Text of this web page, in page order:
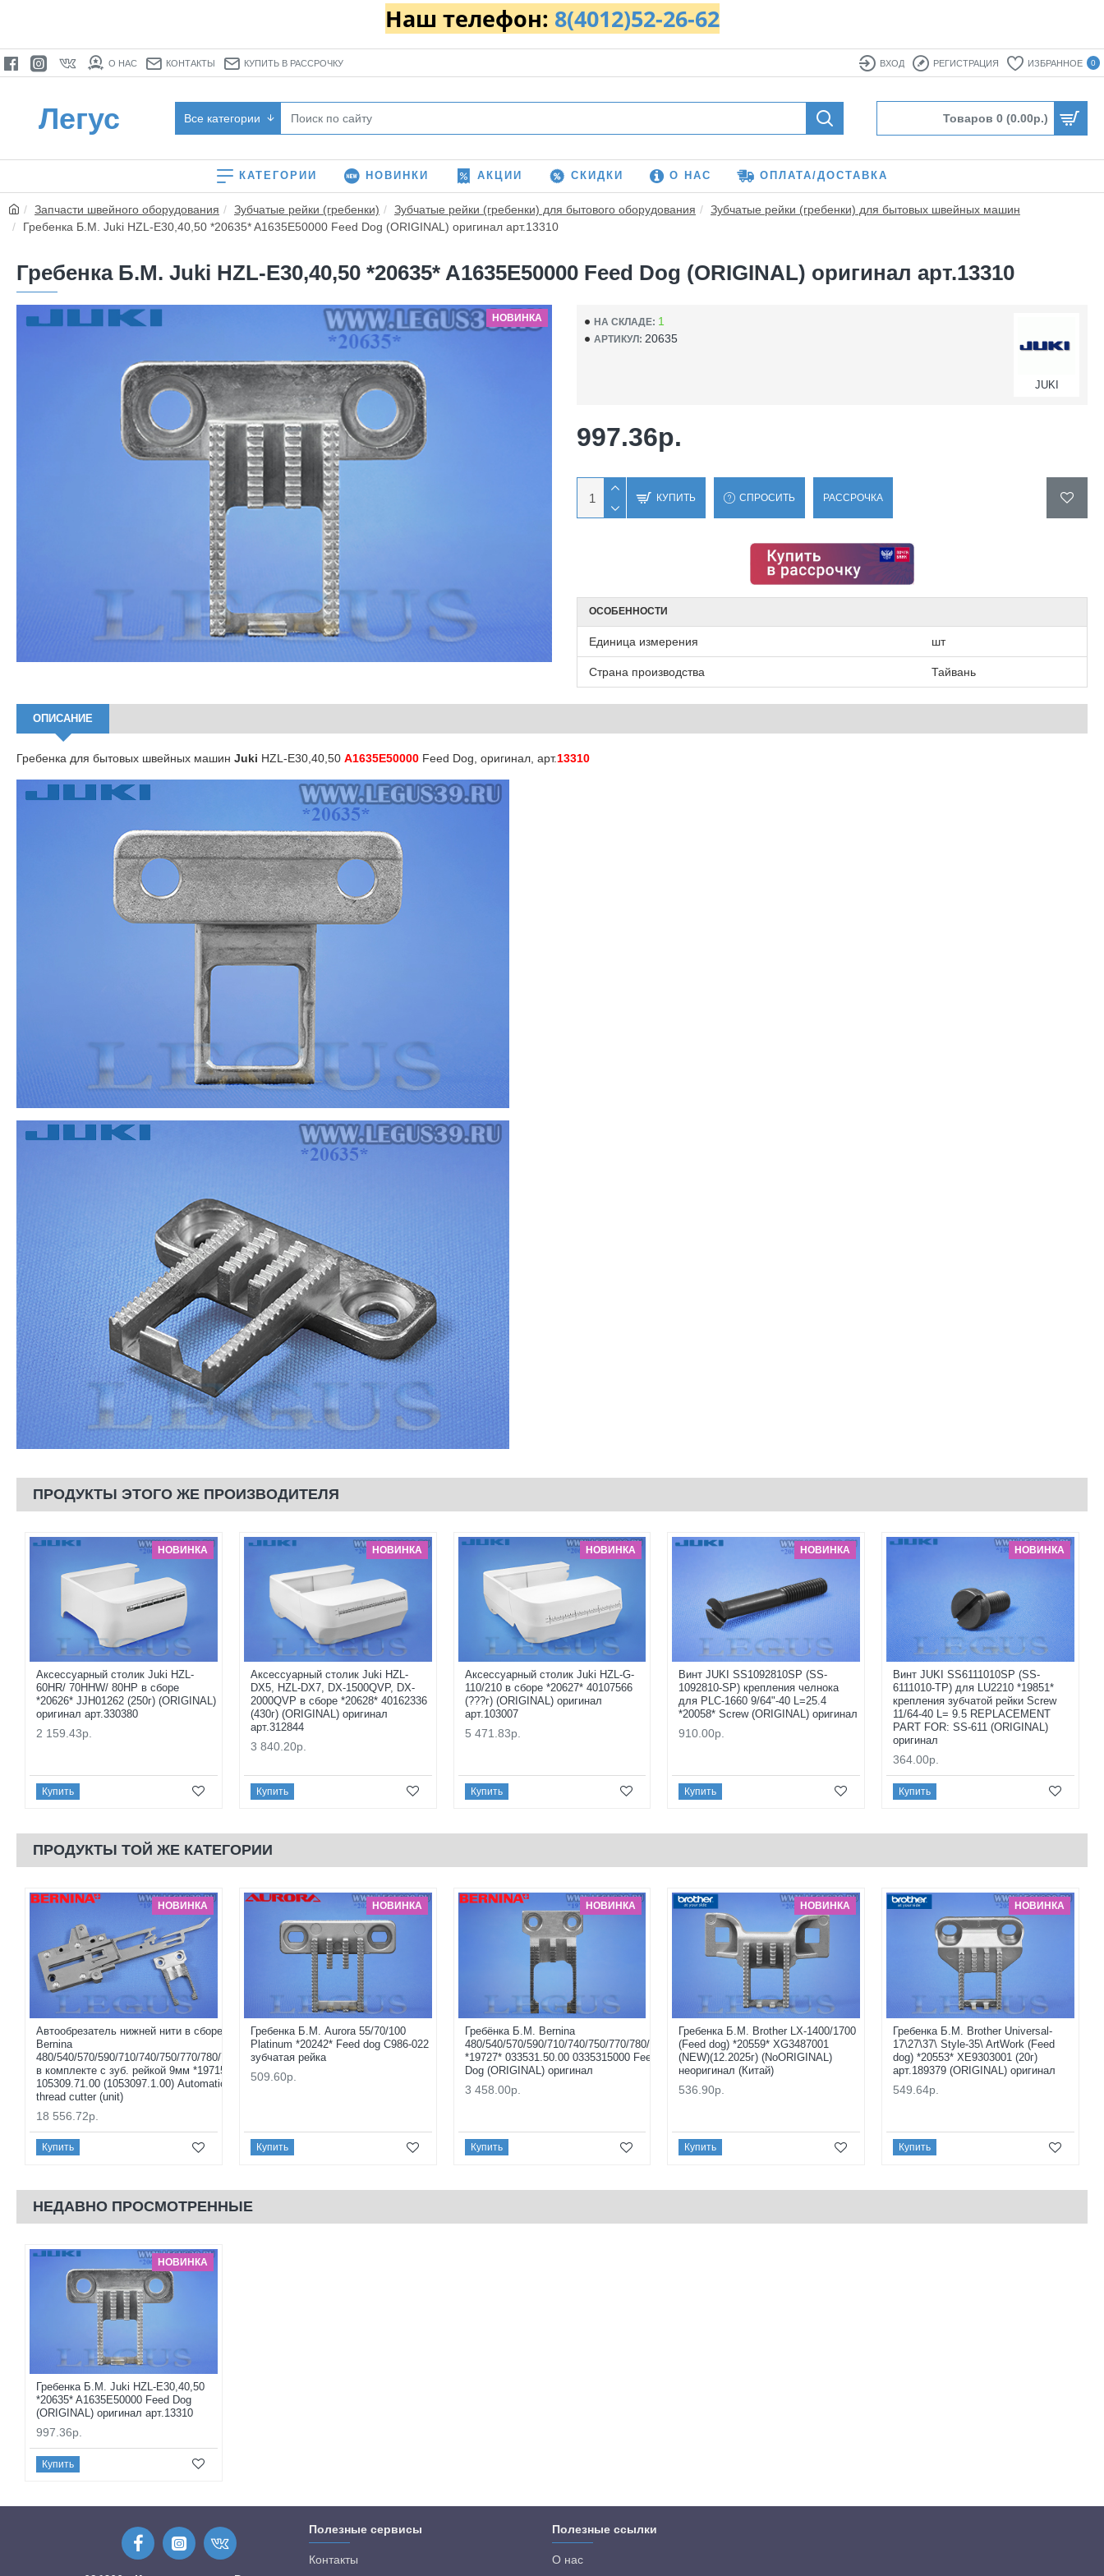
Наш телефон: 8(4012)52-26-62
О НАС КОНТАКТЫ КУПИТЬ В РАССРОЧКУ ВХОД РЕГИСТРАЦИЯ ИЗБРАННОЕ 0
Легус Все категории Товаров 0 (0.00р.)
КАТЕГОРИИ НОВИНКИ АКЦИИ СКИДКИ О НАС ОПЛАТА/ДОСТАВКА
Запчасти швейного оборудования Зубчатые рейки (гребенки) Зубчатые рейки (гребенки) для бытового оборудования
Зубчатые рейки (гребенки) для бытовых швейных машин
Гребенка Б.М. Juki HZL-E30,40,50 *20635* A1635E50000 Feed Dog (ORIGINAL) оригинал арт.13310
Гребенка Б.М. Juki HZL-E30,40,50 *20635* A1635E50000 Feed Dog (ORIGINAL) оригинал арт.13310
НОВИНКА НА СКЛАДЕ: 1
АРТИКУЛ: 20635
JUKI
997.36р.
КУПИТЬ СПРОСИТЬ РАССРОЧКА
ОСОБЕННОСТИ
Единица измерения шт
Страна производства Тайвань
ОПИСАНИЕ
Гребенка для бытовых швейных машин Juki HZL-E30,40,50 A1635E50000 Feed Dog, оригинал, арт.13310
ПРОДУКТЫ ЭТОГО ЖЕ ПРОИЗВОДИТЕЛЯ
НОВИНКА
Аксессуарный столик Juki HZL-
60HR/ 70HHW/ 80HP в сборе
*20626* JJH01262 (250г) (ORIGINAL)
оригинал арт.330380
2 159.43р.
Купить
НОВИНКА
Аксессуарный столик Juki HZL-
DX5, HZL-DX7, DX-1500QVP, DX-
2000QVP в сборе *20628* 40162336
(430г) (ORIGINAL) оригинал
арт.312844
3 840.20р.
Купить
НОВИНКА
Аксессуарный столик Juki HZL-G-
110/210 в сборе *20627* 40107566
(???г) (ORIGINAL) оригинал
арт.103007
5 471.83р.
Купить
НОВИНКА
Винт JUKI SS1092810SP (SS-
1092810-SP) крепления челнока
для PLC-1660 9/64"-40 L=25.4
*20058* Screw (ORIGINAL) оригинал
910.00р.
Купить
НОВИНКА
Винт JUKI SS6111010SP (SS-
6111010-TP) для LU2210 *19851*
крепления зубчатой рейки Screw
11/64-40 L= 9.5 REPLACEMENT
PART FOR: SS-611 (ORIGINAL)
оригинал
364.00р.
Купить
ПРОДУКТЫ ТОЙ ЖЕ КАТЕГОРИИ
НОВИНКА
Автообрезатель нижней нити в сборе
Bernina
480/540/570/590/710/740/750/770/780/790+
в комплекте с зуб. рейкой 9мм *19715*
105309.71.00 (1053097.1.00) Automatic
thread cutter (unit)
18 556.72р.
Купить
НОВИНКА
Гребенка Б.М. Aurora 55/70/100
Platinum *20242* Feed dog C986-022
зубчатая рейка
509.60р.
Купить
НОВИНКА
Гребёнка Б.М. Bernina
480/540/570/590/710/740/750/770/780/790+
*19727* 033531.50.00 0335315000 Feed
Dog (ORIGINAL) оригинал
3 458.00р.
Купить
НОВИНКА
Гребенка Б.М. Brother LX-1400/1700
(Feed dog) *20559* XG3487001
(NEW)(12.2025г) (NoORIGINAL)
неоригинал (Китай)
536.90р.
Купить
НОВИНКА
Гребенка Б.М. Brother Universal-
17\27\37\ Style-35\ ArtWork (Feed
dog) *20553* XE9303001 (20г)
арт.189379 (ORIGINAL) оригинал
549.64р.
Купить
НЕДАВНО ПРОСМОТРЕННЫЕ
НОВИНКА
Гребенка Б.М. Juki HZL-E30,40,50
*20635* A1635E50000 Feed Dog
(ORIGINAL) оригинал арт.13310
997.36р.
Купить
Полезные сервисы
Контакты
Полезные ссылки
О нас